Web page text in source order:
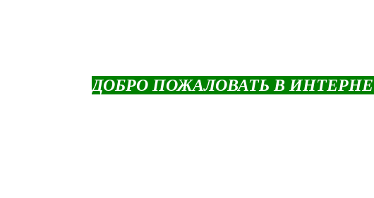
ДОБРО ПОЖАЛОВАТЬ В